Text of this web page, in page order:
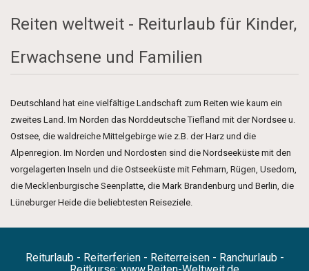
Reiten weltweit - Reiturlaub für Kinder,
Erwachsene und Familien
Deutschland hat eine vielfältige Landschaft zum Reiten wie kaum ein
zweites Land. Im Norden das Norddeutsche Tiefland mit der Nordsee u.
Ostsee, die waldreiche Mittelgebirge wie z.B. der Harz und die
Alpenregion. Im Norden und Nordosten sind die Nordseeküste mit den
vorgelagerten Inseln und die Ostseeküste mit Fehmarn, Rügen, Usedom,
die Mecklenburgische Seenplatte, die Mark Brandenburg und Berlin, die
Lüneburger Heide die beliebtesten Reiseziele.
Reiturlaub - Reiterferien - Reiterreisen - Ranchurlaub -